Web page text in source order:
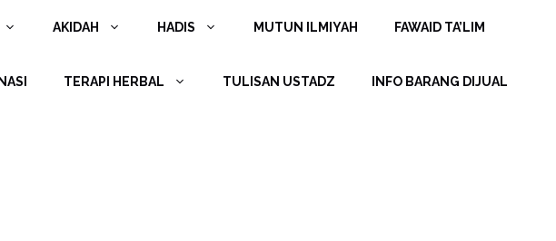
AKIDAH HADIS MUTUN ILMIYAH FAWAID TA’LIM
TERAPI HERBAL TULISAN USTADZ INFO BARANG DIJUAL